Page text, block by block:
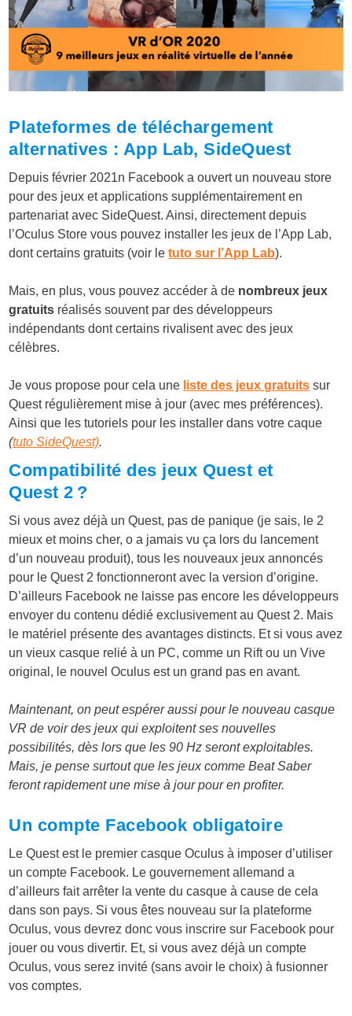
Plateformes de téléchargement
alternatives : App Lab, SideQuest
Depuis février 2021n Facebook a ouvert un nouveau store
pour des jeux et applications supplémentairement en
partenariat avec SideQuest. Ainsi, directement depuis
l’Oculus Store vous pouvez installer les jeux de l’App Lab,
dont certains gratuits (voir letuto sur l’App Lab).
Mais, en plus, vous pouvez accéder à de nombreux jeux
gratuits réalisés souvent par des développeurs
indépendants dont certains rivalisent avec des jeux
célèbres.
Je vous propose pour cela une liste des jeux gratuits sur
Quest régulièrement mise à jour (avec mes préférences).
Ainsi que les tutoriels pour les installer dans votre caque
(tuto SideQuest).
Compatibilité des jeux Quest et
Quest 2 ?
Si vous avez déjà un Quest, pas de panique (je sais, le 2
mieux et moins cher, o a jamais vu ça lors du lancement
d’un nouveau produit), tous les nouveaux jeux annoncés
pour le Quest 2 fonctionneront avec la version d’origine.
D’ailleurs Facebook ne laisse pas encore les développeurs
envoyer du contenu dédié exclusivement au Quest 2. Mais
le matériel présente des avantages distincts. Et si vous avez
un vieux casque relié à un PC, comme un Rift ou un Vive
original, le nouvel Oculus est un grand pas en avant.
Maintenant, on peut espérer aussi pour le nouveau casque
VR de voir des jeux qui exploitent ses nouvelles
possibilités, dès lors que les 90 Hz seront exploitables.
Mais, je pense surtout que les jeux comme Beat Saber
feront rapidement une mise à jour pour en profiter.
Un compte Facebook obligatoire
Le Quest est le premier casque Oculus à imposer d’utiliser
un compte Facebook. Le gouvernement allemand a
d’ailleurs fait arrêter la vente du casque à cause de cela
dans son pays. Si vous êtes nouveau sur la plateforme
Oculus, vous devrez donc vous inscrire sur Facebook pour
jouer ou vous divertir. Et, si vous avez déjà un compte
Oculus, vous serez invité (sans avoir le choix) à fusionner
vos comptes.